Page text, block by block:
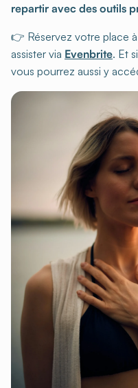
repartir avec des outils
👉 Réservez votre place à
assister via Evenbrite. Et
vous pourrez aussi y